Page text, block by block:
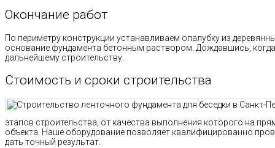
Окончание работ
По периметру конструкции устанавливаем опалубку из
основание фундамента бетонным раствором. Дождавшись,
дальнейшему строительству.
Стоимость и сроки строительства
этапов строительства, от качества выполнения которого на
объекта. Наше оборудование позволяет квалифицированно
дать точный результат.